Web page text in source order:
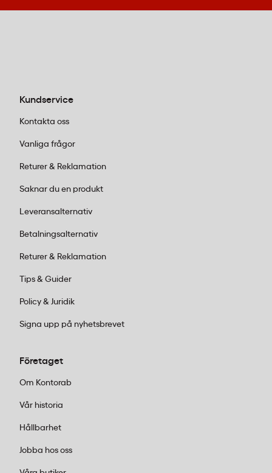
sammanhang.
Kundservice
Kontakta oss
Vanliga frågor
Returer & Reklamation
Saknar du en produkt
Leveransalternativ
Betalningsalternativ
Returer & Reklamation
Tips & Guider
Policy & Juridik
Signa upp på nyhetsbrevet
Företaget
Om Kontorab
Vår historia
Hållbarhet
Jobba hos oss